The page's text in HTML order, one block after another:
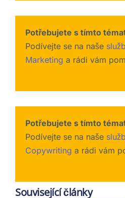
Potřebujete s tímto
Podívejte se na naše
Marketing a rádi vám
Potřebujete s tímto
Podívejte se na naše
Copywriting a rádi vám
Související články